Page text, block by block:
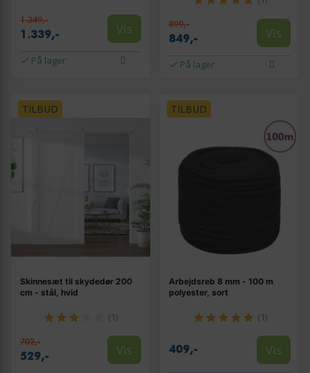
1.349,-
1.339,- Vis
På lager
899,-
849,- Vis
På lager
TILBUD
Skinnesæt til skydedør 200
cm - stål, hvid
(1)
702,-
529,- Vis
TILBUD
Arbejdsreb 8 mm - 100 m
polyester, sort
(1)
409,- Vis